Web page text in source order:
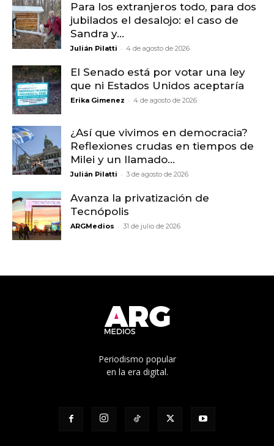
Para los extranjeros todo, para dos
jubilados el desalojo: el caso de
Sandra y...
Julián Pilatti - 4 de agosto de 2026
El Senado está por votar una ley
que ni Estados Unidos aceptaría
Erika Gimenez - 4 de agosto de 2026
¿Así que vivimos en democracia?
Reflexiones crudas en tiempos de
Milei y un llamado...
Julián Pilatti - 3 de agosto de 2026
Avanza la privatización de
Tecnópolis
ARGMedios - 31 de julio de 2026
Periodismo popular
en la era digital.